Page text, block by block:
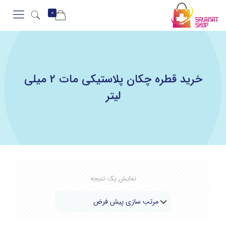
0
خرید قطره چکان پلاستیکی مات 2 میلی
لیتر
نمایش یک نتیجه